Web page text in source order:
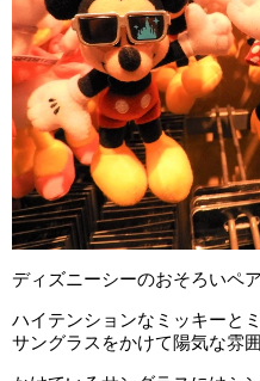
ディズニーシーのおそろいペ
ハイテンションなミッキーと
サングラスをかけて陽気な雰